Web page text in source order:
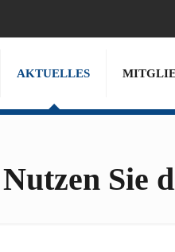
AKTUELLES
Sie